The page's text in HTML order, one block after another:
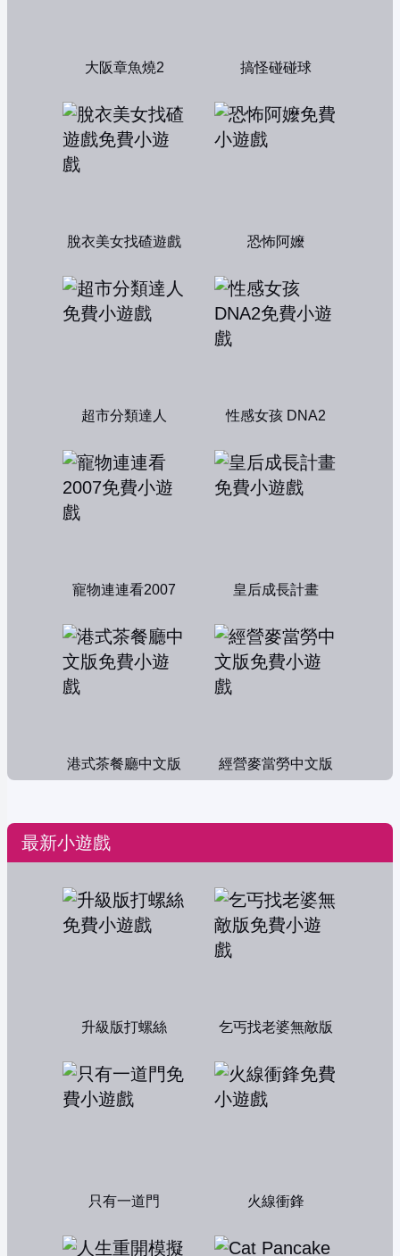
大阪章魚燒2 搞怪碰碰球
脫衣美女找碴遊戲 恐怖阿嬤
超市分類達人 性感女孩 DNA2
寵物連連看2007 皇后成長計畫
港式茶餐廳中文版 經營麥當勞中文版
最新小遊戲
升級版打螺絲 乞丐找老婆無敵版
只有一道門 火線衝鋒